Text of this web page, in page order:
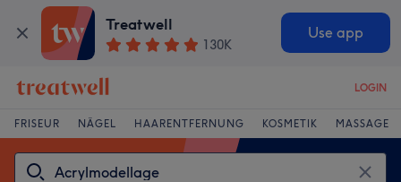
Treatwell
130K
Use app
LOGIN
FRISEUR NÄGEL HAARENTFERNUNG KOSMETIK MASSAGE